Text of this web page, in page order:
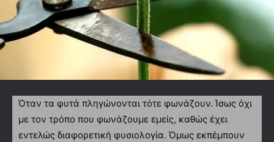
Όταν τα φυτά πληγώνονται τότε φωνάζουν. Ίσως όχι
με τον τρόπο που φωνάζουμε εμείς, καθώς έχει
εντελώς διαφορετική φυσιολογία. Όμως εκπέμπουν